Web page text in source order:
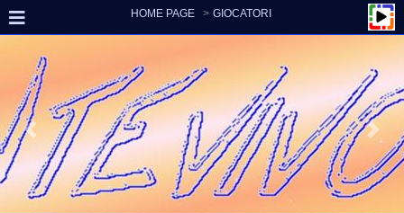
HOME PAGE GIOCATORI